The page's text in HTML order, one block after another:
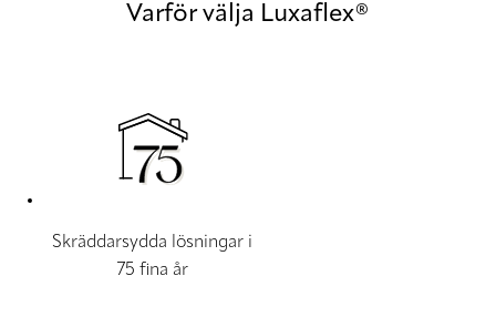
Varför välja Luxaflex®
Skräddarsydda lösningar i
75 fina år